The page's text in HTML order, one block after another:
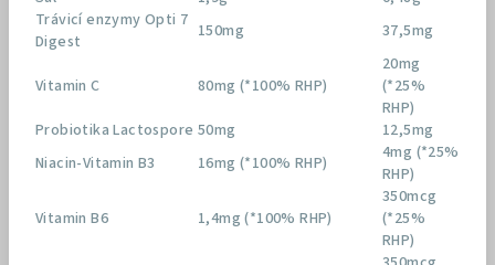
Trávicí enzymy Opti 7
Digest
150mg 37,5mg
Vitamin C 80mg (*100% RHP)
20mg
(*25%
RHP)
Probiotika Lactospore 50mg
12,5mg
Niacin-Vitamin B3
16mg (*100% RHP)
4mg (*25%
RHP)
Vitamin B6
1,4mg (*100% RHP)
350mcg
(*25%
RHP)